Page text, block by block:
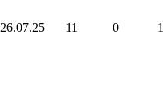
26.07.25 11 0 1